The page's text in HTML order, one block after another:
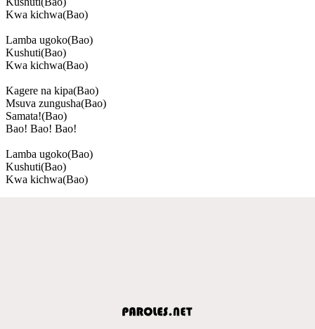
Kwa kichwa(Bao)
Lamba ugoko(Bao)
Kushuti(Bao)
Kwa kichwa(Bao)
Kagere na kipa(Bao)
Msuva zungusha(Bao)
Samata!(Bao)
Bao! Bao! Bao!
Lamba ugoko(Bao)
Kushuti(Bao)
Kwa kichwa(Bao)